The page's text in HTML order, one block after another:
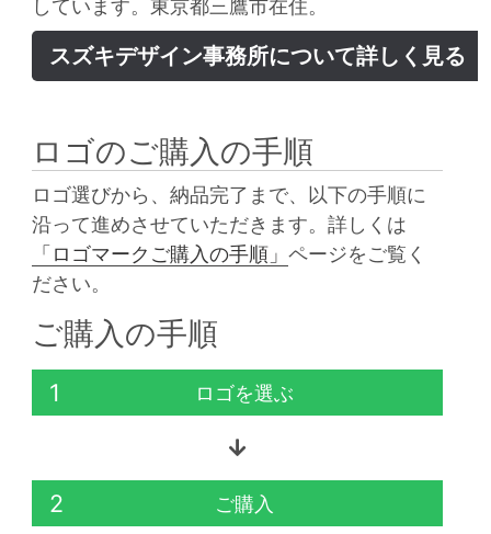
しています。東京都三鷹市在住。
スズキデザイン事務所について詳しく見る
ロゴのご購入の手順
ロゴ選びから、納品完了まで、以下の手順に
沿って進めさせていただきます。詳しくは
「ロゴマークご購入の手順」ページをご覧く
ださい。
ご購入の手順
1 ロゴを選ぶ
2 ご購入